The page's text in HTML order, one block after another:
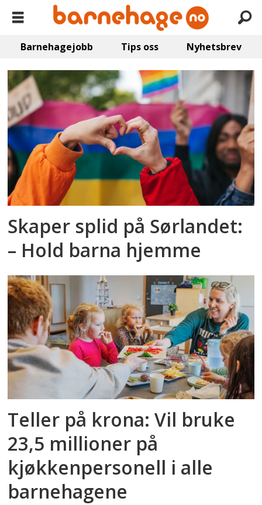
Barnehagejobb Tips oss Nyhetsbrev
Emne:
kristiansand
kommune
Skaper splid på Sørlandet:
– Hold barna hjemme
Teller på krona: Vil bruke
23,5 millioner på
kjøkkenpersonell i alle
barnehagene